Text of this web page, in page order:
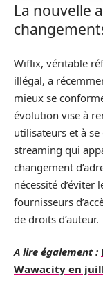
La nouvelle
Wiflix, véritable
illégal, a
mieux se
évolution vise à
utilisateurs et à
streaming qui
changement
nécessité d’éviter
fournisseurs
de droits d’auteur.
A lire également :
Wawacity en